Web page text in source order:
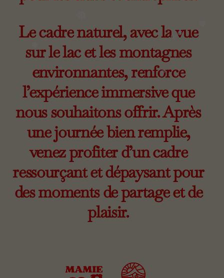
❅
❅
❅
❅
Le cadre naturel, avec la vue
sur le lac et les montagnes
environnantes, renforce
l’expérience immersive que
nous souhaitons offrir. Après
une journée bien remplie,
venez profiter d’un cadre
ressourçant et dépaysant pour
des moments de partage et de
plaisir.